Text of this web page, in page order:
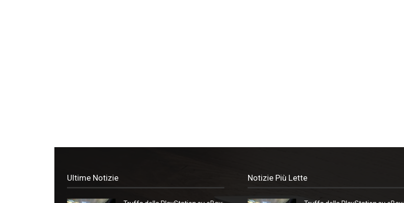
Ultime Notizie Notizie Più Lette